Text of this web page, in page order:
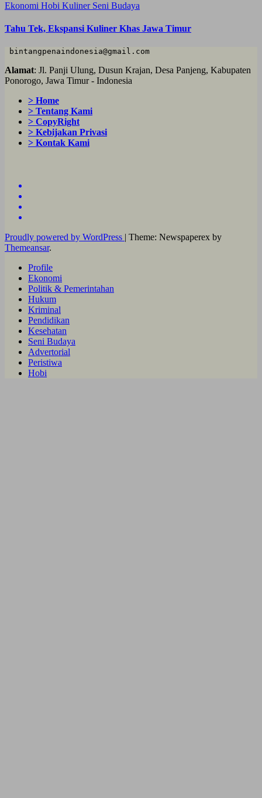
Ekonomi Hobi Kuliner Seni Budaya
Tahu Tek, Ekspansi Kuliner Khas Jawa Timur
bintangpenaindonesia@gmail.com
Alamat: Jl. Panji Ulung, Dusun Krajan, Desa Panjeng, Kabupaten
Ponorogo, Jawa Timur - Indonesia
> Home
> Tentang Kami
> CopyRight
> Kebijakan Privasi
> Kontak Kami
Proudly powered by WordPress | Theme: Newspaperex by
Themeansar.
Profile
Ekonomi
Politik & Pemerintahan
Hukum
Kriminal
Pendidikan
Kesehatan
Seni Budaya
Advertorial
Peristiwa
Hobi